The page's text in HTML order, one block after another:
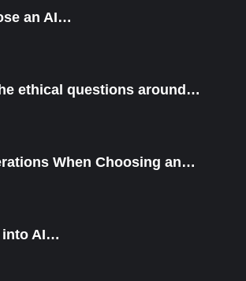
an AI…
ethical questions around…
When Choosing an…
into AI…